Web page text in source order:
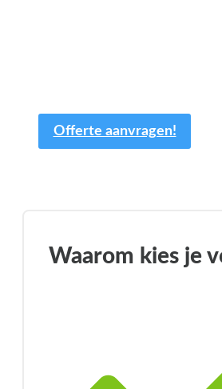
Offerte aanvragen!
Waarom kies je